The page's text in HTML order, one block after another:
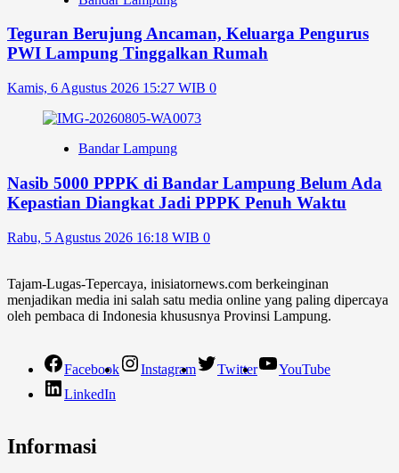
Teguran Berujung Ancaman, Keluarga Pengurus
PWI Lampung Tinggalkan Rumah
Kamis, 6 Agustus 2026 15:27 WIB 0
Bandar Lampung
Nasib 5000 PPPK di Bandar Lampung Belum Ada
Kepastian Diangkat Jadi PPPK Penuh Waktu
Rabu, 5 Agustus 2026 16:18 WIB 0
Tajam-Lugas-Tepercaya, inisiatornews.com berkeinginan
menjadikan media ini salah satu media online yang paling dipercaya
oleh pembaca di Indonesia khususnya Provinsi Lampung.
Facebook Instagram Twitter
YouTube
LinkedIn
Informasi